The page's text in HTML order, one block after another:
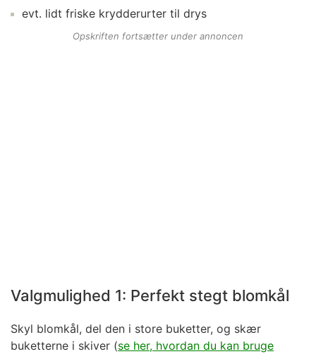
evt. lidt friske krydderurter til drys
Opskriften fortsætter under annoncen
Valgmulighed 1: Perfekt stegt blomkål
Skyl blomkål, del den i store buketter, og skær
buketterne i skiver (se her, hvordan du kan bruge